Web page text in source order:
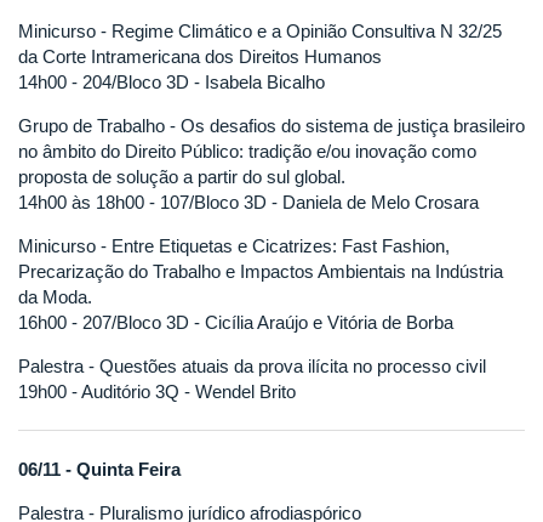
Minicurso - Regime Climático e a Opinião Consultiva N 32/25
da Corte Intramericana dos Direitos Humanos
14h00 - 204/Bloco 3D - Isabela Bicalho
Grupo de Trabalho - Os desafios do sistema de justiça brasileiro
no âmbito do Direito Público: tradição e/ou inovação como
proposta de solução a partir do sul global.
14h00 às 18h00 - 107/Bloco 3D - Daniela de Melo Crosara
Minicurso - Entre Etiquetas e Cicatrizes: Fast Fashion,
Precarização do Trabalho e Impactos Ambientais na Indústria
da Moda.
16h00 - 207/Bloco 3D - Cicília Araújo e Vitória de Borba
Palestra - Questões atuais da prova ilícita no processo civil
19h00 - Auditório 3Q - Wendel Brito
06/11 - Quinta Feira
Palestra - Pluralismo jurídico afrodiaspórico